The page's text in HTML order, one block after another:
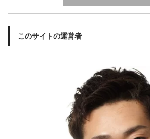
このサイトの運営者